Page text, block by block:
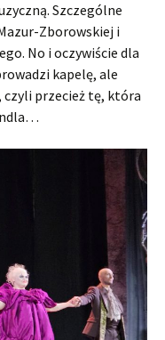
Szczególne
Zborowskiej i
No i oczywiście dla
kapelę, ale
czyli przecież tę, która